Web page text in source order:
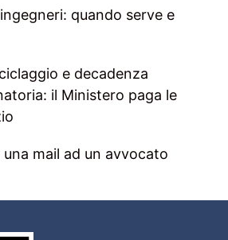
quando serve e
e decadenza
il Ministero paga le
mail ad un avvocato